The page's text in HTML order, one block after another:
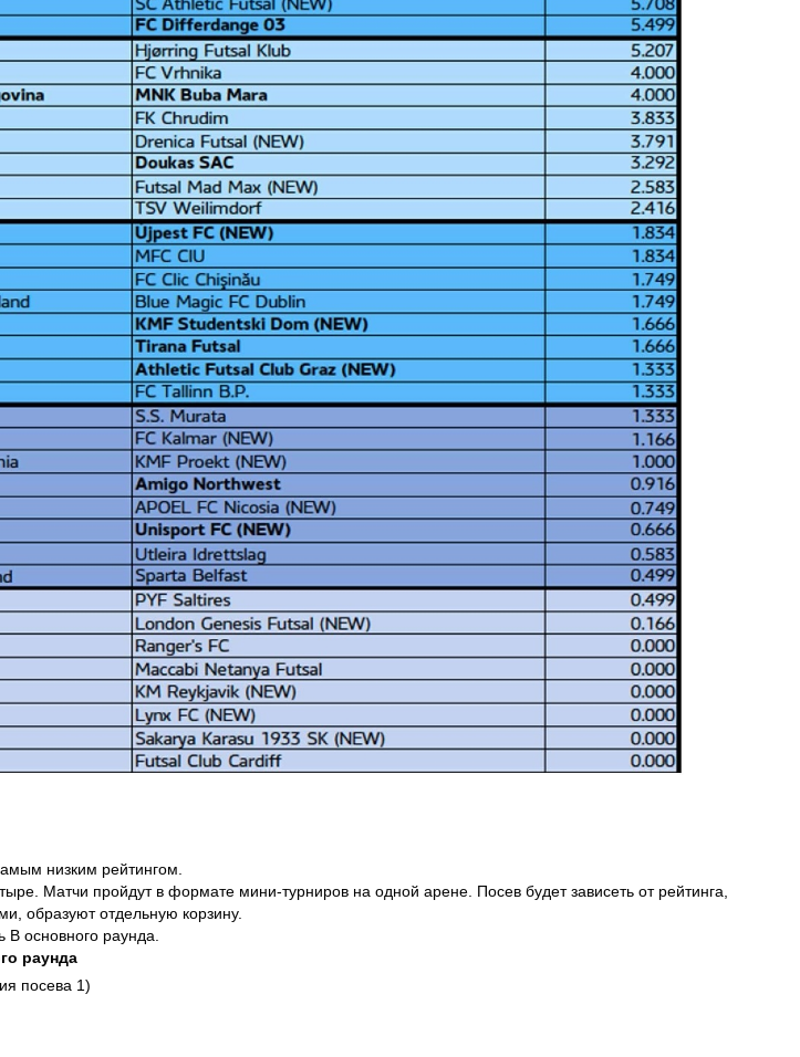
низким рейтингом.
Матчи пройдут в формате мини-турниров на одной арене. Посев будет зависеть от рейтинга,
образуют отдельную корзину.
основного раунда.
раунда
посева 1)